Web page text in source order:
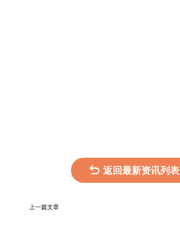
返回最新资讯列表
上一篇文章